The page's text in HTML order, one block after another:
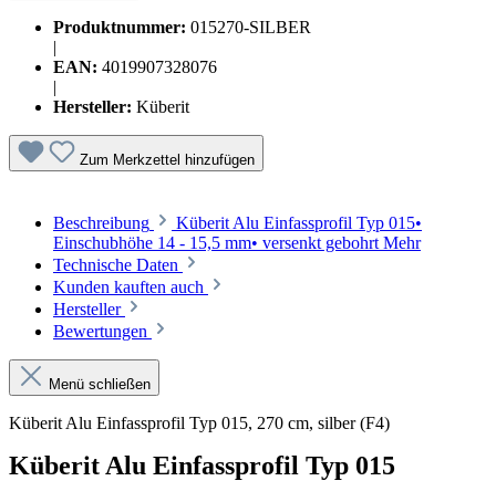
Produktnummer: 015270-SILBER
|
EAN: 4019907328076
|
Hersteller: Küberit
Zum Merkzettel hinzufügen
Beschreibung
Küberit Alu Einfassprofil Typ 015•
Einschubhöhe 14 - 15,5 mm• versenkt gebohrt Mehr
Technische Daten
Kunden kauften auch
Hersteller
Bewertungen
Menü schließen
Küberit Alu Einfassprofil Typ 015, 270 cm, silber (F4)
Küberit Alu Einfassprofil Typ 015